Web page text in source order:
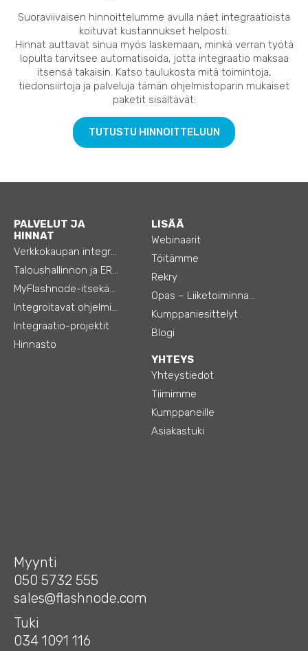
Suoraviivaisen hinnoittelumme avulla näet integraatioista
koituvat kustannukset helposti.
Hinnat auttavat sinua myös laskemaan, minkä verran työtä
lopulta tarvitsee automatisoida, jotta integraatio maksaa
itsensä takaisin. Katso taulukosta mitä toimintoja,
tiedonsiirtoja ja palveluja tämän ohjelmistoparin mukaiset
paketit sisältävät:
TUTUSTU HINNOITTELUUN
PALVELUT JA
HINNAT
Verkkokaupan integraatiot
Taloushallinnon ja ERP:n integraatiot
MyFlashnode-itsekäyttö-automaatio
Integroitavat ohjelmistot
Integraatio-projektit
Hinnasto
LISÄÄ
Webinaarit
Töitämme
Rekry
Opas – Liiketoiminnan tehostamiseen
Kumppaniesittelyt
Blogi
YHTEYS
Yhteystiedot
Tiimimme
Kumppaneille
Asiakastuki
Myynti
050 5732 555
sales@flashnode.com
Tuki
034 1091 116